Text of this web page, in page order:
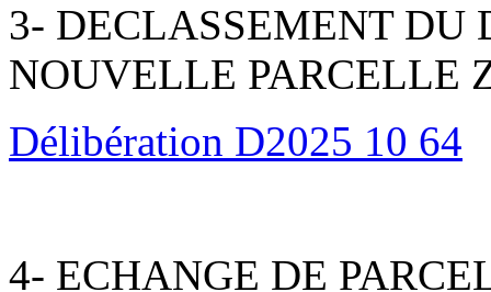
3- DECLASSEMENT DU
NOUVELLE PARCELLE
Délibération D2025 10 64
4- ECHANGE DE